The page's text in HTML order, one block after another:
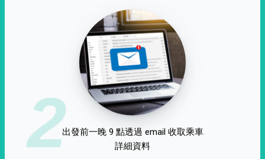
2出發前一晚 9 點透過 email 收取乘車
詳細資料